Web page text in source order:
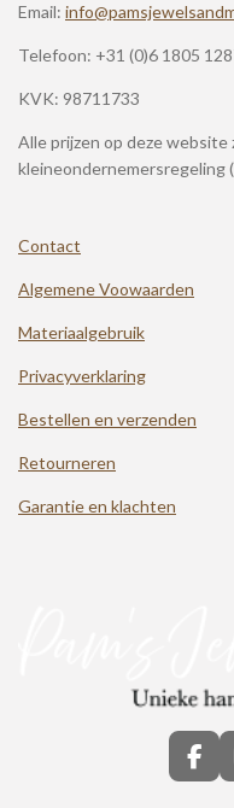
Email:
Telefoon: +31 (0)6 1805
KVK: 98711733
Alle prijzen op deze
kleineondernemersregeling
Contact
Algemene Voowaarden
Materiaalgebruik
Privacyverklaring
Bestellen en verzenden
Retourneren
Garantie en klachten
F
a